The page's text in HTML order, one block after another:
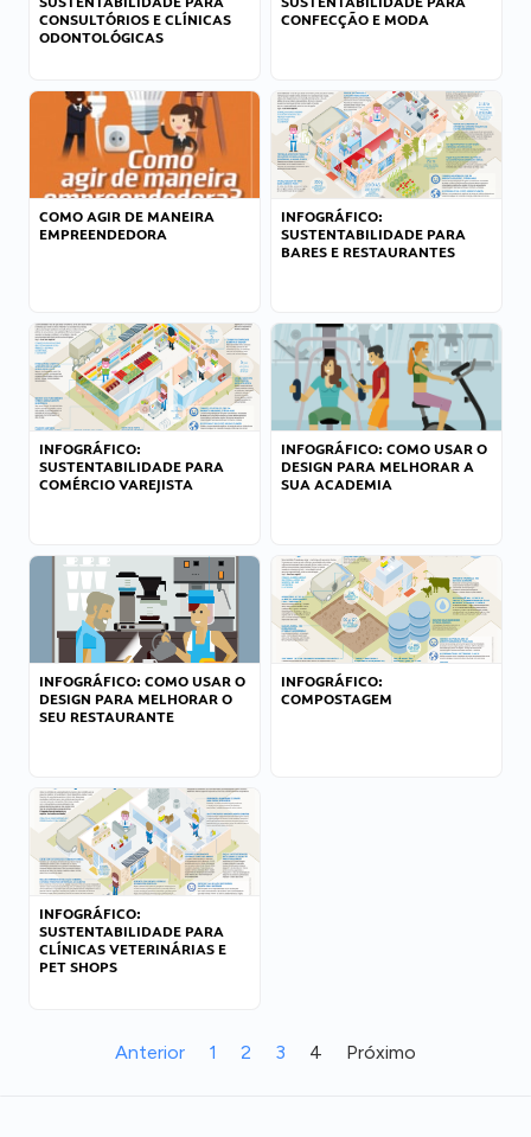
CONSULTÓRIOS E CLÍNICAS
ODONTOLÓGICAS
CONFECÇÃO E MODA
COMO AGIR DE MANEIRA
EMPREENDEDORA
INFOGRÁFICO:
SUSTENTABILIDADE PARA
BARES E RESTAURANTES
INFOGRÁFICO:
SUSTENTABILIDADE PARA
COMÉRCIO VAREJISTA
INFOGRÁFICO: COMO USAR O
DESIGN PARA MELHORAR A
SUA ACADEMIA
INFOGRÁFICO: COMO USAR O
DESIGN PARA MELHORAR O
SEU RESTAURANTE
INFOGRÁFICO:
COMPOSTAGEM
INFOGRÁFICO:
SUSTENTABILIDADE PARA
CLÍNICAS VETERINÁRIAS E
PET SHOPS
Anterior 1 2 3 4 Próximo